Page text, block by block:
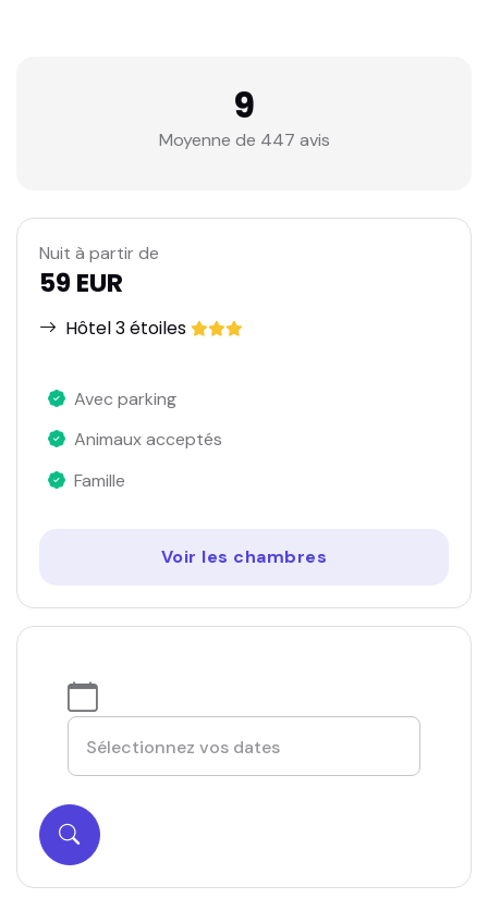
9
Moyenne de 447 avis
Nuit à partir de
59 EUR
Hôtel 3 étoiles
Avec parking
Animaux acceptés
Famille
Voir les chambres